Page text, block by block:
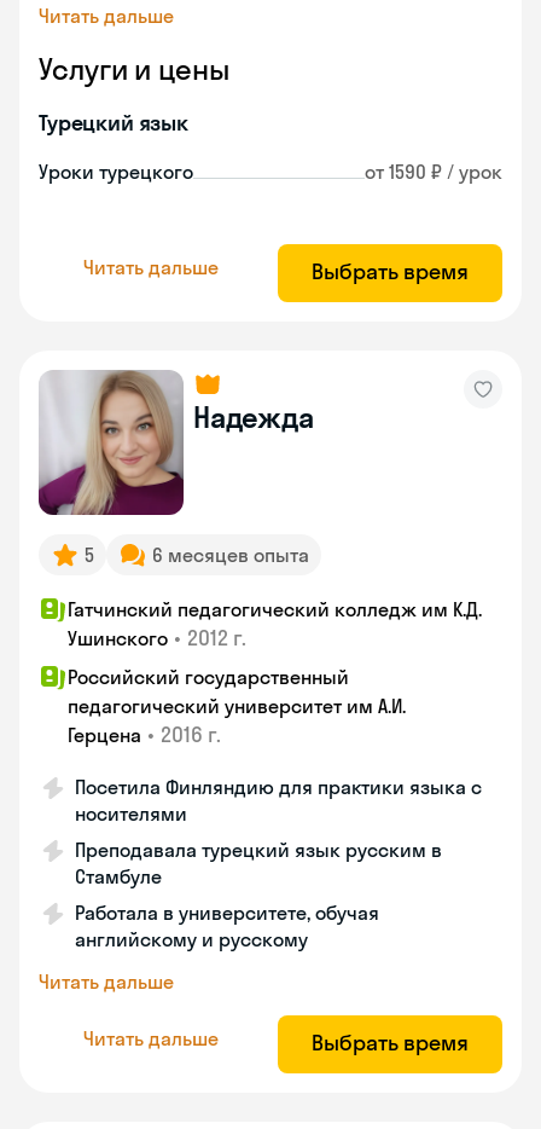
Читать дальше
Услуги и цены
Турецкий язык
Уроки турецкого от 1590 ₽ / урок
Читать дальше Выбрать время
Надежда
5 6 месяцев опыта
Гатчинский педагогический колледж им К.Д.
Ушинского • 2012 г.
Российский государственный
педагогический университет им А.И.
Герцена • 2016 г.
Посетила Финляндию для практики языка с
носителями
Преподавала турецкий язык русским в
Стамбуле
Работала в университете, обучая
английскому и русскому
Читать дальше
Читать дальше Выбрать время